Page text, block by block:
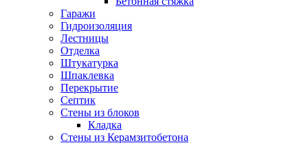
Гаражи
Гидроизоляция
Лестницы
Отделка
Штукатурка
Шпаклевка
Перекрытие
Септик
Стены из блоков
Кладка
Стены из Керамзитобетона